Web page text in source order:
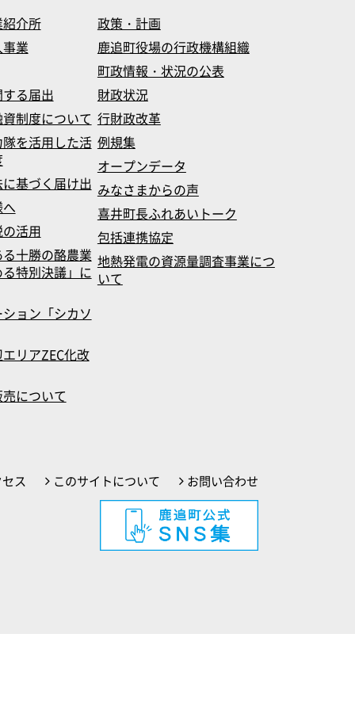
介所
業
る届出
制度について
を活用した活
基づく届け出
活用
十勝の酪農業
特別決議」に
ョン「シカソ
リアZEC化改
について
政策・計画
鹿追町役場の行政機構組織
町政情報・状況の公表
財政状況
行財政改革
例規集
オープンデータ
みなさまからの声
喜井町長ふれあいトーク
包括連携協定
地熱発電の資源量調査事業につ
いて
ス このサイトについて お問い合わせ